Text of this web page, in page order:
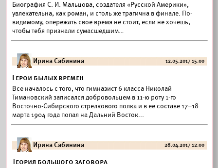
Биография С. И. Мальцова, создателя «Русской Америки»,
увлекательна, как роман, и столь же трагична в финале. По-
видимому, опережать свое время не стоит, если не хочешь,
чтобы тебя признали сумасшедшим…
Ирина Сабинина 12.05.2017 15:00
Герои былых времен
Все началось с того, что гимназист 6 класса Николай
Тимановский записался добровольцем в 11-ю роту 1-го
Восточно-Сибирского стрелкового полка и в ее составе 17–18
марта 1904 года попал на Дальний Восток...
Ирина Сабинина 28.04.2017 12:00
Теория большого заговора